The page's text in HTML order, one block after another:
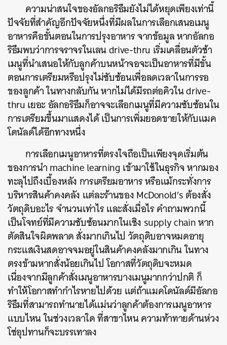
ความน่าสนใจของอัลกอริธึมยังไม่ได้หยุดเพียงเท่านี้
ปัจจัยที่สำคัญอีกปัจจัยหนึ่งที่มีผลในการเลือกเสนอเมนู
อาหารคือขั้นตอนในการปรุงอาหาร จากข้อมูล หากอัลกอ
ริธึมพบว่าการจราจรในเลน drive-thru เริ่มเคลื่อนตัวช้า
เมนูที่นำเสนอให้กับลูกค้าบนหน้าจอจะเป็นอาหารที่มีขั้น
ตอนการเตรียมหรือปรุงไม่ซับซ้อนเพื่อลดเวลาในการรอ
ของลูกค้า ในทางกลับกัน หากไม่ได้มีรถต่อคิวใน drive-
thru เยอะ อัลกอริธึมก็อาจจะเลือกเมนูที่มีความซับซ้อนใน
การเตรียมขึ้นมาแสดงได้ เป็นการเพิ่มยอดขายให้กับแมค
โดนัลด์ได้อีกทางหนึ่ง
การเลือกเมนูอาหารที่ตรงใจถือเป็นเพียงจุดเริ่มต้น
ของการนำ machine learning เข้ามาใช้ในธุรกิจ หากมอง
ทะลุไปถึงเบื้องหลัง การเตรียมอาหาร หรือแม้กระทั่งการ
บริหารสินค้าคงคลัง แต่ละร้านของ McDonold’s ต้องสั่ง
วัตถุดิบอะไร จำนวนเท่าไร และสั่งเมื่อไร คำถามพวกนี้
เป็นโจทย์ที่มีความซับซ้อนมากในเชิง supply chain หาก
ตัดสินใจผิดพลาด สั่งมากเกินไป วัตถุดิบอาจหมดอายุ
กระแสเงินสดอาจจมอยู่ในสินค้าคงคลังมากเกิน ในทาง
ตรงข้ามหากสั่งน้อยเกินไป โอกาสที่วัตถุดิบจะหมด
เนื่องจากมีลูกค้าสั่งเมนูอาหารบางเมนูมากกว่าปกติ ก็
ทำให้โอกาสทำกำไรหายไปด้วย แต่ถ้าแมคโดนัลด์มีอัลกอ
ริธึมที่สามารถทำนายได้แม่นว่าลูกค้าต้องการเมนูอาหาร
แบบไหน ในช่วงเวลาใด ที่สาขาไหน ความท้าทายด้านห่วง
โซ่อุปทานก็จะบรรเทาลง